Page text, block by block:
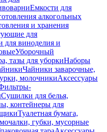
Емкости для
алкогольных
и хранения
для
для виноделия и
Уборочный
тазы для уборкиНаборы
Чайники заварочные,
молочникиАксессуары
Сушилки для белья,
контейнеры для
Туалетная бумага,
губки, мусорные